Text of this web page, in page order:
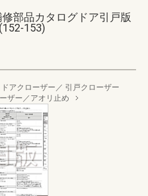
部品カタログドア引戸版
153)
ドアクローザー／ 引戸クローザー
ザー／アオリ止め